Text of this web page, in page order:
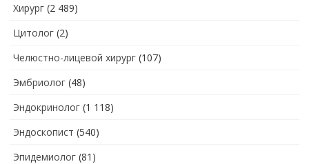
Хирург (2 489)
Цитолог (2)
Челюстно-лицевой хирург (107)
Эмбриолог (48)
Эндокринолог (1 118)
Эндоскопист (540)
Эпидемиолог (81)